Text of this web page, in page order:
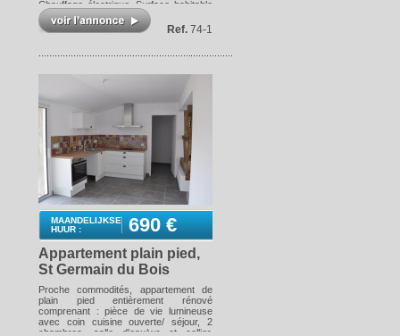
Chauffage électrique. Surface habitable
: 18m². DISPONIBILITE : 01/08/2026
Les informations sur les risques
auxquels ce bien est exposé sont
www.georisques.gouv.fr
Ref. 74-1
MAANDELIJKSE
HUUR :
690 €
Appartement plain pied,
St Germain du Bois
Proche commodités, appartement de
plain pied entièrement rénové
comprenant : pièce de vie lumineuse
avec coin cuisine ouverte/ séjour, 2
chambres, salle d'eau/wc et cellier.